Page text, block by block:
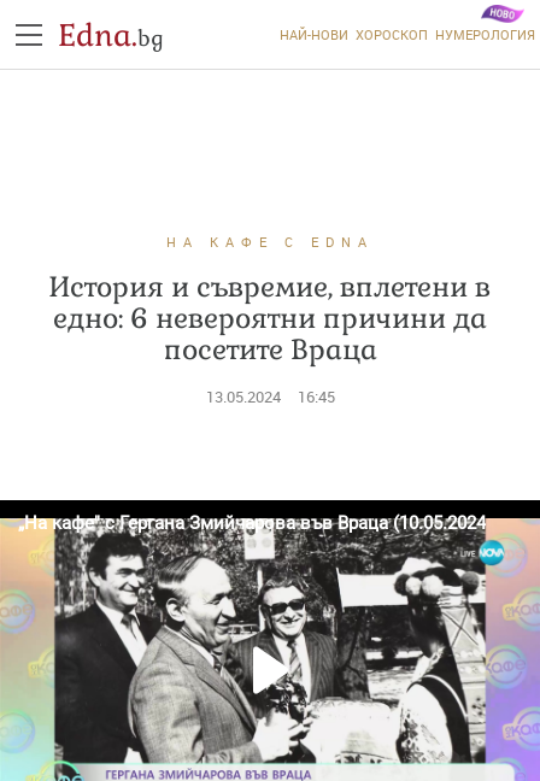
Edna.bg НАЙ-НОВИ ХОРОСКОП НУМЕРОЛОГИЯ
НА КАФЕ С EDNA
История и съвремие, вплетени в
едно: 6 невероятни причини да
посетите Враца
13.05.2024 16:45